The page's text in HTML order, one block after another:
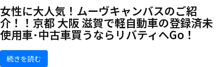
女性に大人気！ムーヴキャンバスのご紹
介！！京都 大阪 滋賀で軽自動車の登録済未
使用車･中古車買うならリバティへGo！
続きを読む